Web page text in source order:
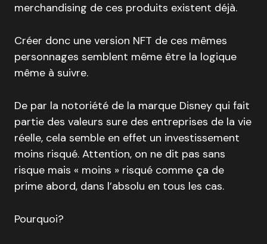
merchandising de ces produits existent déjà.
Créer donc une version NFT de ces mêmes
personnages semblent même être la logique
même à suivre.
De par la notoriété de la marque Disney qui fait
partie des valeurs sure des entreprises de la vie
réelle, cela semble en effet un investissement
moins risqué. Attention, on ne dit pas sans
risque mais « moins » risqué comme ça de
prime abord, dans l’absolu en tous les cas.
Pourquoi?